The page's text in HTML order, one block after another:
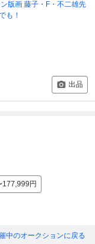
版画 藤子・F・不二雄先
も！
出品
177,999円
中のオークションに戻る